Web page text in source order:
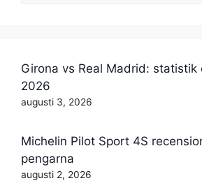
Girona vs Real Madrid: statistik
2026
augusti 3, 2026
Michelin Pilot Sport 4S
pengarna
augusti 2, 2026